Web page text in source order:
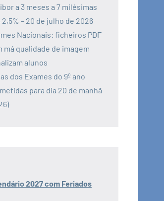
a 3 meses a 7 milésimas
2,5% – 20 de julho de 2026
Nacionais: ficheiros PDF
má qualidade de imagem
alunos
dos Exames do 9º ano
para dia 20 de manhã
2027 com Feriados